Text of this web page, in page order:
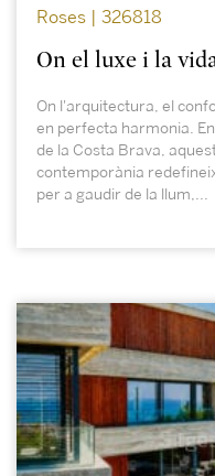
Roses | 326818
On el luxe i la
On l'arquitectura, el
en perfecta harmonia.
de la Costa Brava,
contemporània
per a gaudir de la llum,...